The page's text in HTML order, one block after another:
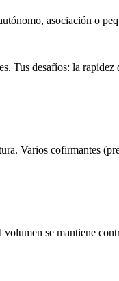
asociación o
Tus desafíos: la
Varios cofirmantes
se mantiene